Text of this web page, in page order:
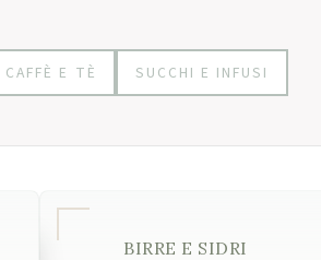
CAFFÈ E TÈ SUCCHI E INFUSI
BIRRE E SIDRI